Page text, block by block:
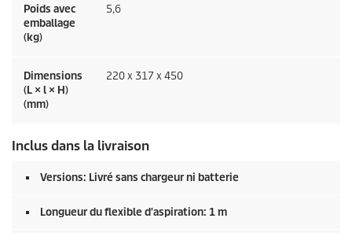
Poids avec
emballage
(kg)
5,6
Dimensions
(L × l × H)
(mm)
220 x 317 x 450
Inclus dans la livraison
Versions: Livré sans chargeur ni batterie
Longueur du flexible d'aspiration: 1 m